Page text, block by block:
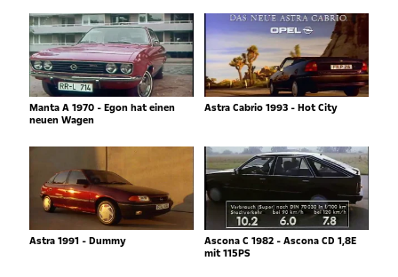
Manta A 1970 - Egon hat einen
neuen Wagen
Astra Cabrio 1993 - Hot City
Astra 1991 - Dummy
Ascona C 1982 - Ascona CD 1,8E
mit 115PS